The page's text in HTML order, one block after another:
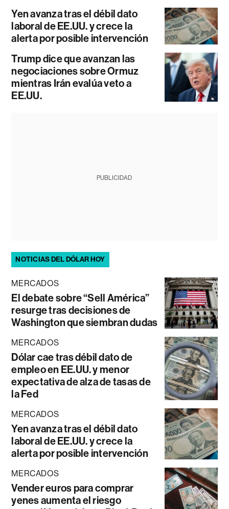
Yen avanza tras el débil dato
laboral de EE.UU. y crece la
alerta por posible intervención
Trump dice que avanzan las
negociaciones sobre Ormuz
mientras Irán evalúa veto a
EE.UU.
PUBLICIDAD
NOTICIAS DEL DÓLAR HOY
MERCADOS
El debate sobre “Sell América”
resurge tras decisiones de
Washington que siembran dudas
MERCADOS
Dólar cae tras débil dato de
empleo en EE.UU. y menor
expectativa de alza de tasas de
la Fed
MERCADOS
Yen avanza tras el débil dato
laboral de EE.UU. y crece la
alerta por posible intervención
MERCADOS
Vender euros para comprar
yenes aumenta el riesgo